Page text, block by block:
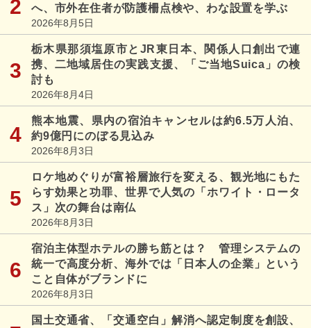
へ、市外在住者が防護柵点検や、わな設置を学ぶ
2026年8月5日
栃木県那須塩原市とJR東日本、関係人口創出で連
携、二地域居住の実践支援、「ご当地Suica」の検
討も
2026年8月4日
熊本地震、県内の宿泊キャンセルは約6.5万人泊、
約9億円にのぼる見込み
2026年8月3日
ロケ地めぐりが富裕層旅行を変える、観光地にもた
らす効果と功罪、世界で人気の「ホワイト・ロータ
ス」次の舞台は南仏
2026年8月3日
宿泊主体型ホテルの勝ち筋とは？ 管理システムの
統一で高度分析、海外では「日本人の企業」という
こと自体がブランドに
2026年8月3日
国土交通省、「交通空白」解消へ認定制度を創設、